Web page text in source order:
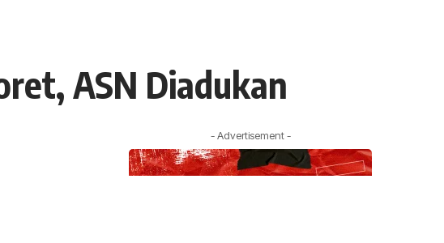
ASN Diadukan
- Advertisement -